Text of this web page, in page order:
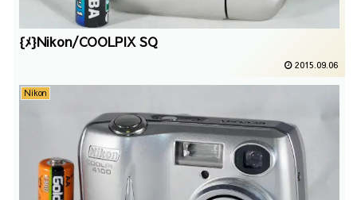
{ﾒ}Nikon/COOLPIX SQ
2015.09.06
Nikon